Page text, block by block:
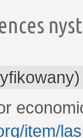
item/